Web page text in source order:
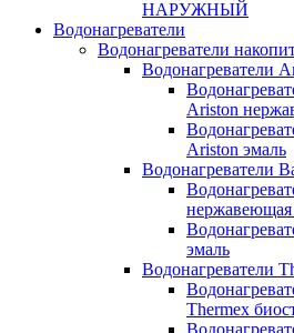
НАРУЖНЫЙ
Водонагреватели
Водонагреватели
Водонагреватели
Ariston
Ariston эмаль
Водонагреватели
нержавеющая
эмаль
Водонагреватели
Thermex